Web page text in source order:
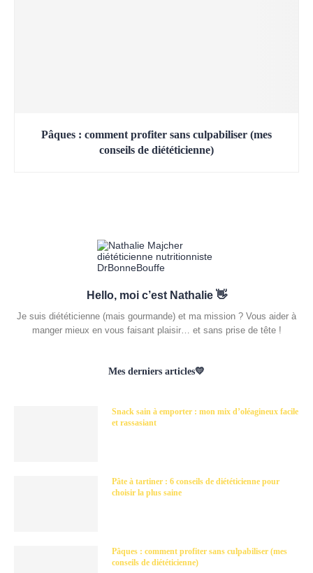
Pâques : comment profiter sans culpabiliser (mes
conseils de diététicienne)
Hello, moi c’est Nathalie 👋
Je suis diététicienne (mais gourmande) et ma mission ? Vous aider à
manger mieux en vous faisant plaisir… et sans prise de tête !
Mes derniers articles💛
Snack sain à emporter : mon mix d’oléagineux facile
et rassasiant
Pâte à tartiner : 6 conseils de diététicienne pour
choisir la plus saine
Pâques : comment profiter sans culpabiliser (mes
conseils de diététicienne)